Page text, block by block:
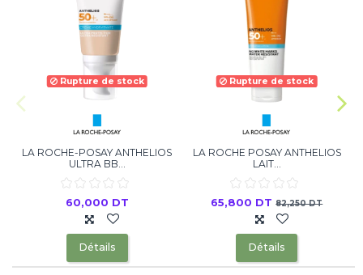
Rupture de stock
LA ROCHE-POSAY ANTHELIOS
ULTRA BB...
60,000 DT
Détails
Rupture de stock
LA ROCHE POSAY ANTHELIOS
LAIT...
65,800 DT82,250 DT
Détails